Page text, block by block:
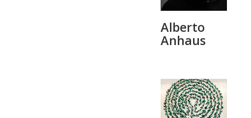
Alberto
Anhaus